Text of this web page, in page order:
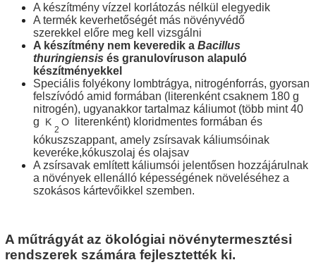
A készítmény vízzel korlátozás nélkül elegyedik
A termék keverhetőségét más növényvédő
szerekkel előre meg kell vizsgálni
A készítmény nem keveredik a Bacillus
thuringiensis és granulovíruson alapuló
készítményekkel
Speciális folyékony lombtrágya, nitrogénforrás, gyorsan
felszívódó amid formában (literenként csaknem 180 g
nitrogén), ugyanakkor tartalmaz káliumot (több mint 40
g
K
2
O
literenként) kloridmentes formában és
kókuszszappant, amely zsírsavak káliumsóinak
keveréke,kókuszolaj és olajsav
A zsírsavak említett káliumsói jelentősen hozzájárulnak
a növények ellenálló képességének növeléséhez a
szokásos kártevőikkel szemben.
A műtrágyát az ökológiai növénytermesztési
rendszerek számára fejlesztették ki.